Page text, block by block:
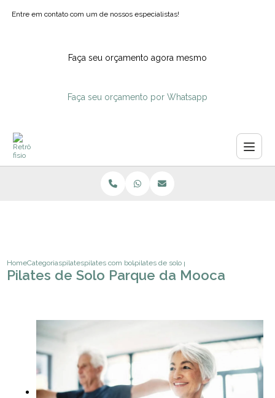
Entre em contato com um de nossos especialistas!
Faça seu orçamento agora mesmo
Faça seu orçamento por Whatsapp
HomeCategoriaspilatespilates com bola para idosospilates de solo parque da mooca
Pilates de Solo Parque da Mooca